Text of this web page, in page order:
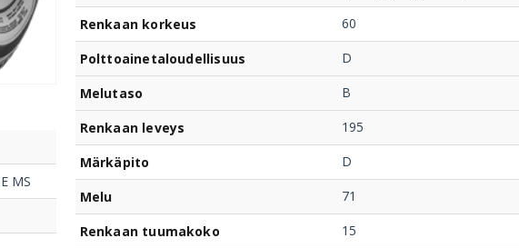
MS
Renkaan korkeus
60
Polttoainetaloudellisuus D
Melutaso B
Renkaan leveys 195
Märkäpito D
Melu 71
Renkaan tuumakoko 15